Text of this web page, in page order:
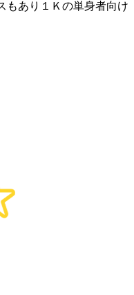
もあり１Ｋの単身者向け